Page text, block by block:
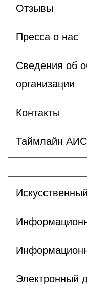
Отзывы
Пресса о нас
Сведения об
организации
Контакты
Таймлайн АИС
Электронный